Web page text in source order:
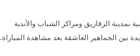
الزقازيق ومراكز الشباب والأندية
بين الجماهير العاشقة بعد مشاهدة المباراة.